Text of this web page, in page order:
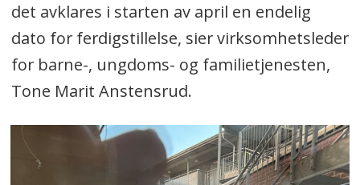
det avklares i starten av april en endelig
dato for ferdigstillelse, sier virksomhetsleder
for barne-, ungdoms- og familietjenesten,
Tone Marit Anstensrud.